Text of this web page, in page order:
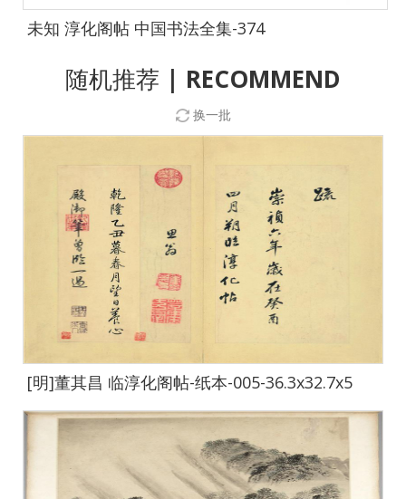
未知 淳化阁帖 中国书法全集-374
随机推荐 | RECOMMEND
换一批
[明]董其昌 临淳化阁帖-纸本-005-36.3x32.7x5